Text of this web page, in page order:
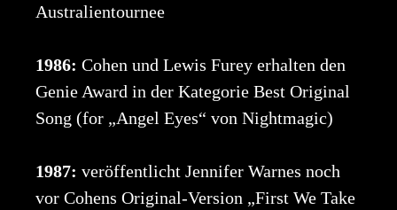
Australientournee
1986: Cohen und Lewis Furey erhalten den
Genie Award in der Kategorie Best Original
Song (for „Angel Eyes“ von Nightmagic)
1987: veröffentlicht Jennifer Warnes noch
vor Cohens Original-Version „First We Take